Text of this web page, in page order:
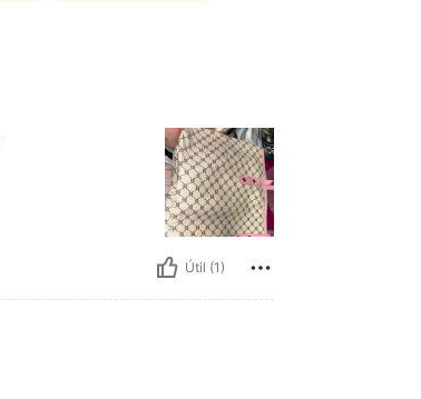
Útil (1)